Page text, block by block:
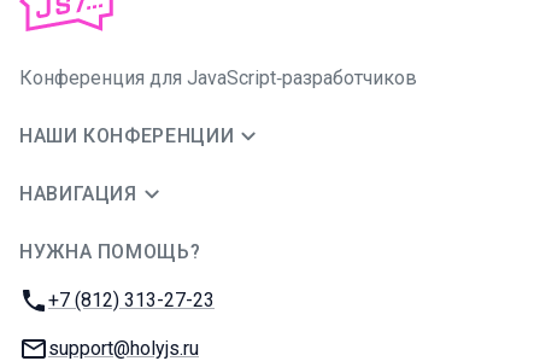
Конференция для JavaScript‑разработчиков
НАШИ КОНФЕРЕНЦИИ
НАВИГАЦИЯ
НУЖНА ПОМОЩЬ?
Телефон:
+7 (812) 313-27-23
E-mail:
support@holyjs.ru